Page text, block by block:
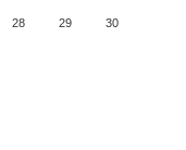
28 29 30